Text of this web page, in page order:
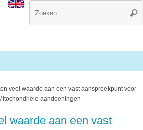
veel waarde aan een vast aanspreekpunt voor
aandoeningen
waarde aan een vast